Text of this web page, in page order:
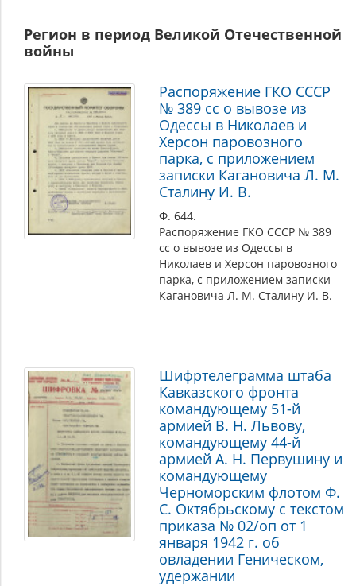
Регион в период Великой Отечественной
войны
Распоряжение ГКО СССР
№ 389 сс о вывозе из
Одессы в Николаев и
Херсон паровозного
парка, с приложением
записки Кагановича Л. М.
Сталину И. В.
Ф. 644.
Распоряжение ГКО СССР № 389
сс о вывозе из Одессы в
Николаев и Херсон паровозного
парка, с приложением записки
Кагановича Л. М. Сталину И. В.
Шифртелеграмма штаба
Кавказского фронта
командующему 51-й
армией В. Н. Львову,
командующему 44-й
армией А. Н. Первушину и
командующему
Черноморским флотом Ф.
С. Октябрьскому с текстом
приказа № 02/оп от 1
января 1942 г. об
овладении Геническом,
удержании